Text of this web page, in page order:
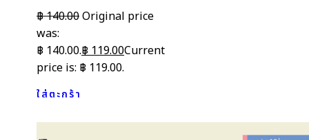
฿140.00Original price
was:
฿ 140.00.฿119.00Current
price is: ฿ 119.00.
ใส่ตะกร้า